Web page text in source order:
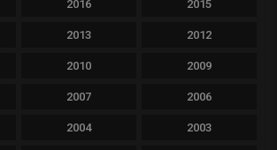
2016 2015
2013 2012
2010 2009
2007 2006
2004 2003